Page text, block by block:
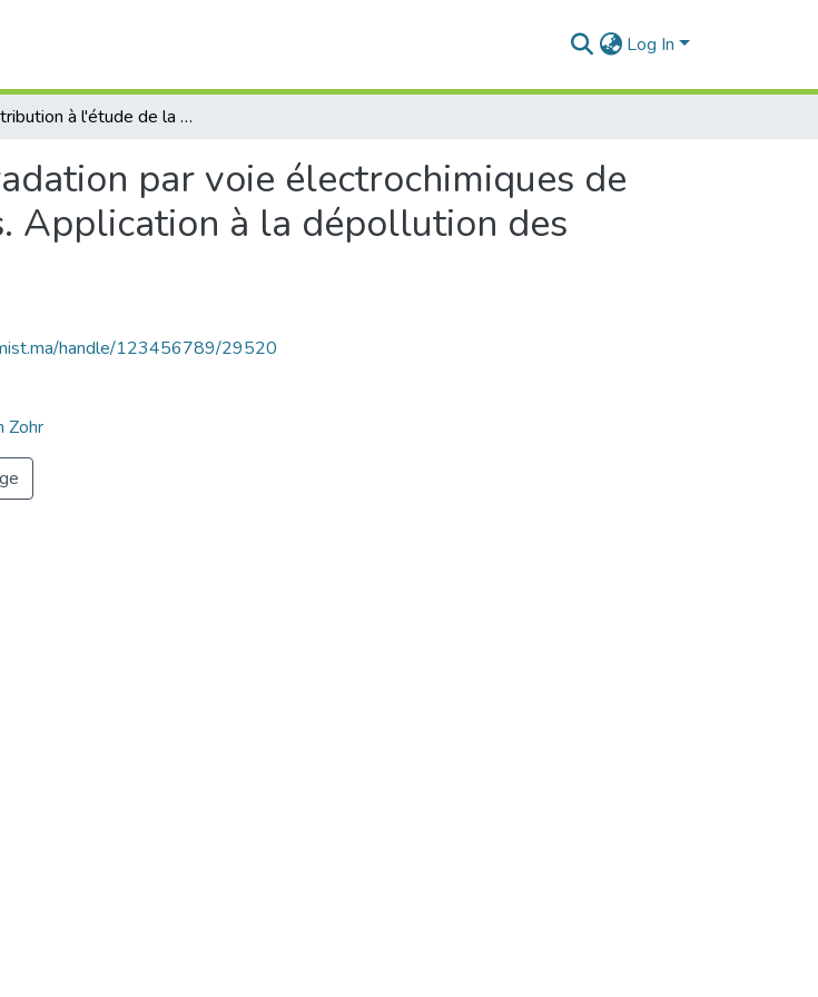
Log In
Contribution à l'étude de la dégradation par voie électrochimiques de quelques composés phénoliques. Application à la dépollution des margines.
par voie électrochimiques de
Application à la dépollution des
handle/123456789/29520
Zohr